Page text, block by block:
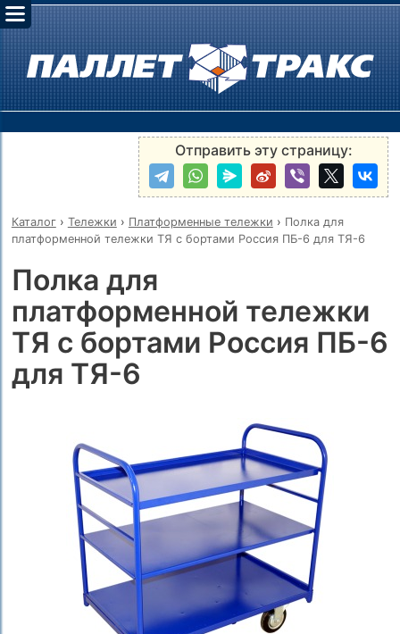
Отправить эту страницу:
Каталог› Тележки › Платформенные тележки › Полка для
платформенной тележки ТЯ с бортами Россия ПБ-6 для ТЯ-6
Полка для
платформенной тележки
ТЯ с бортами Россия ПБ-6
для ТЯ-6